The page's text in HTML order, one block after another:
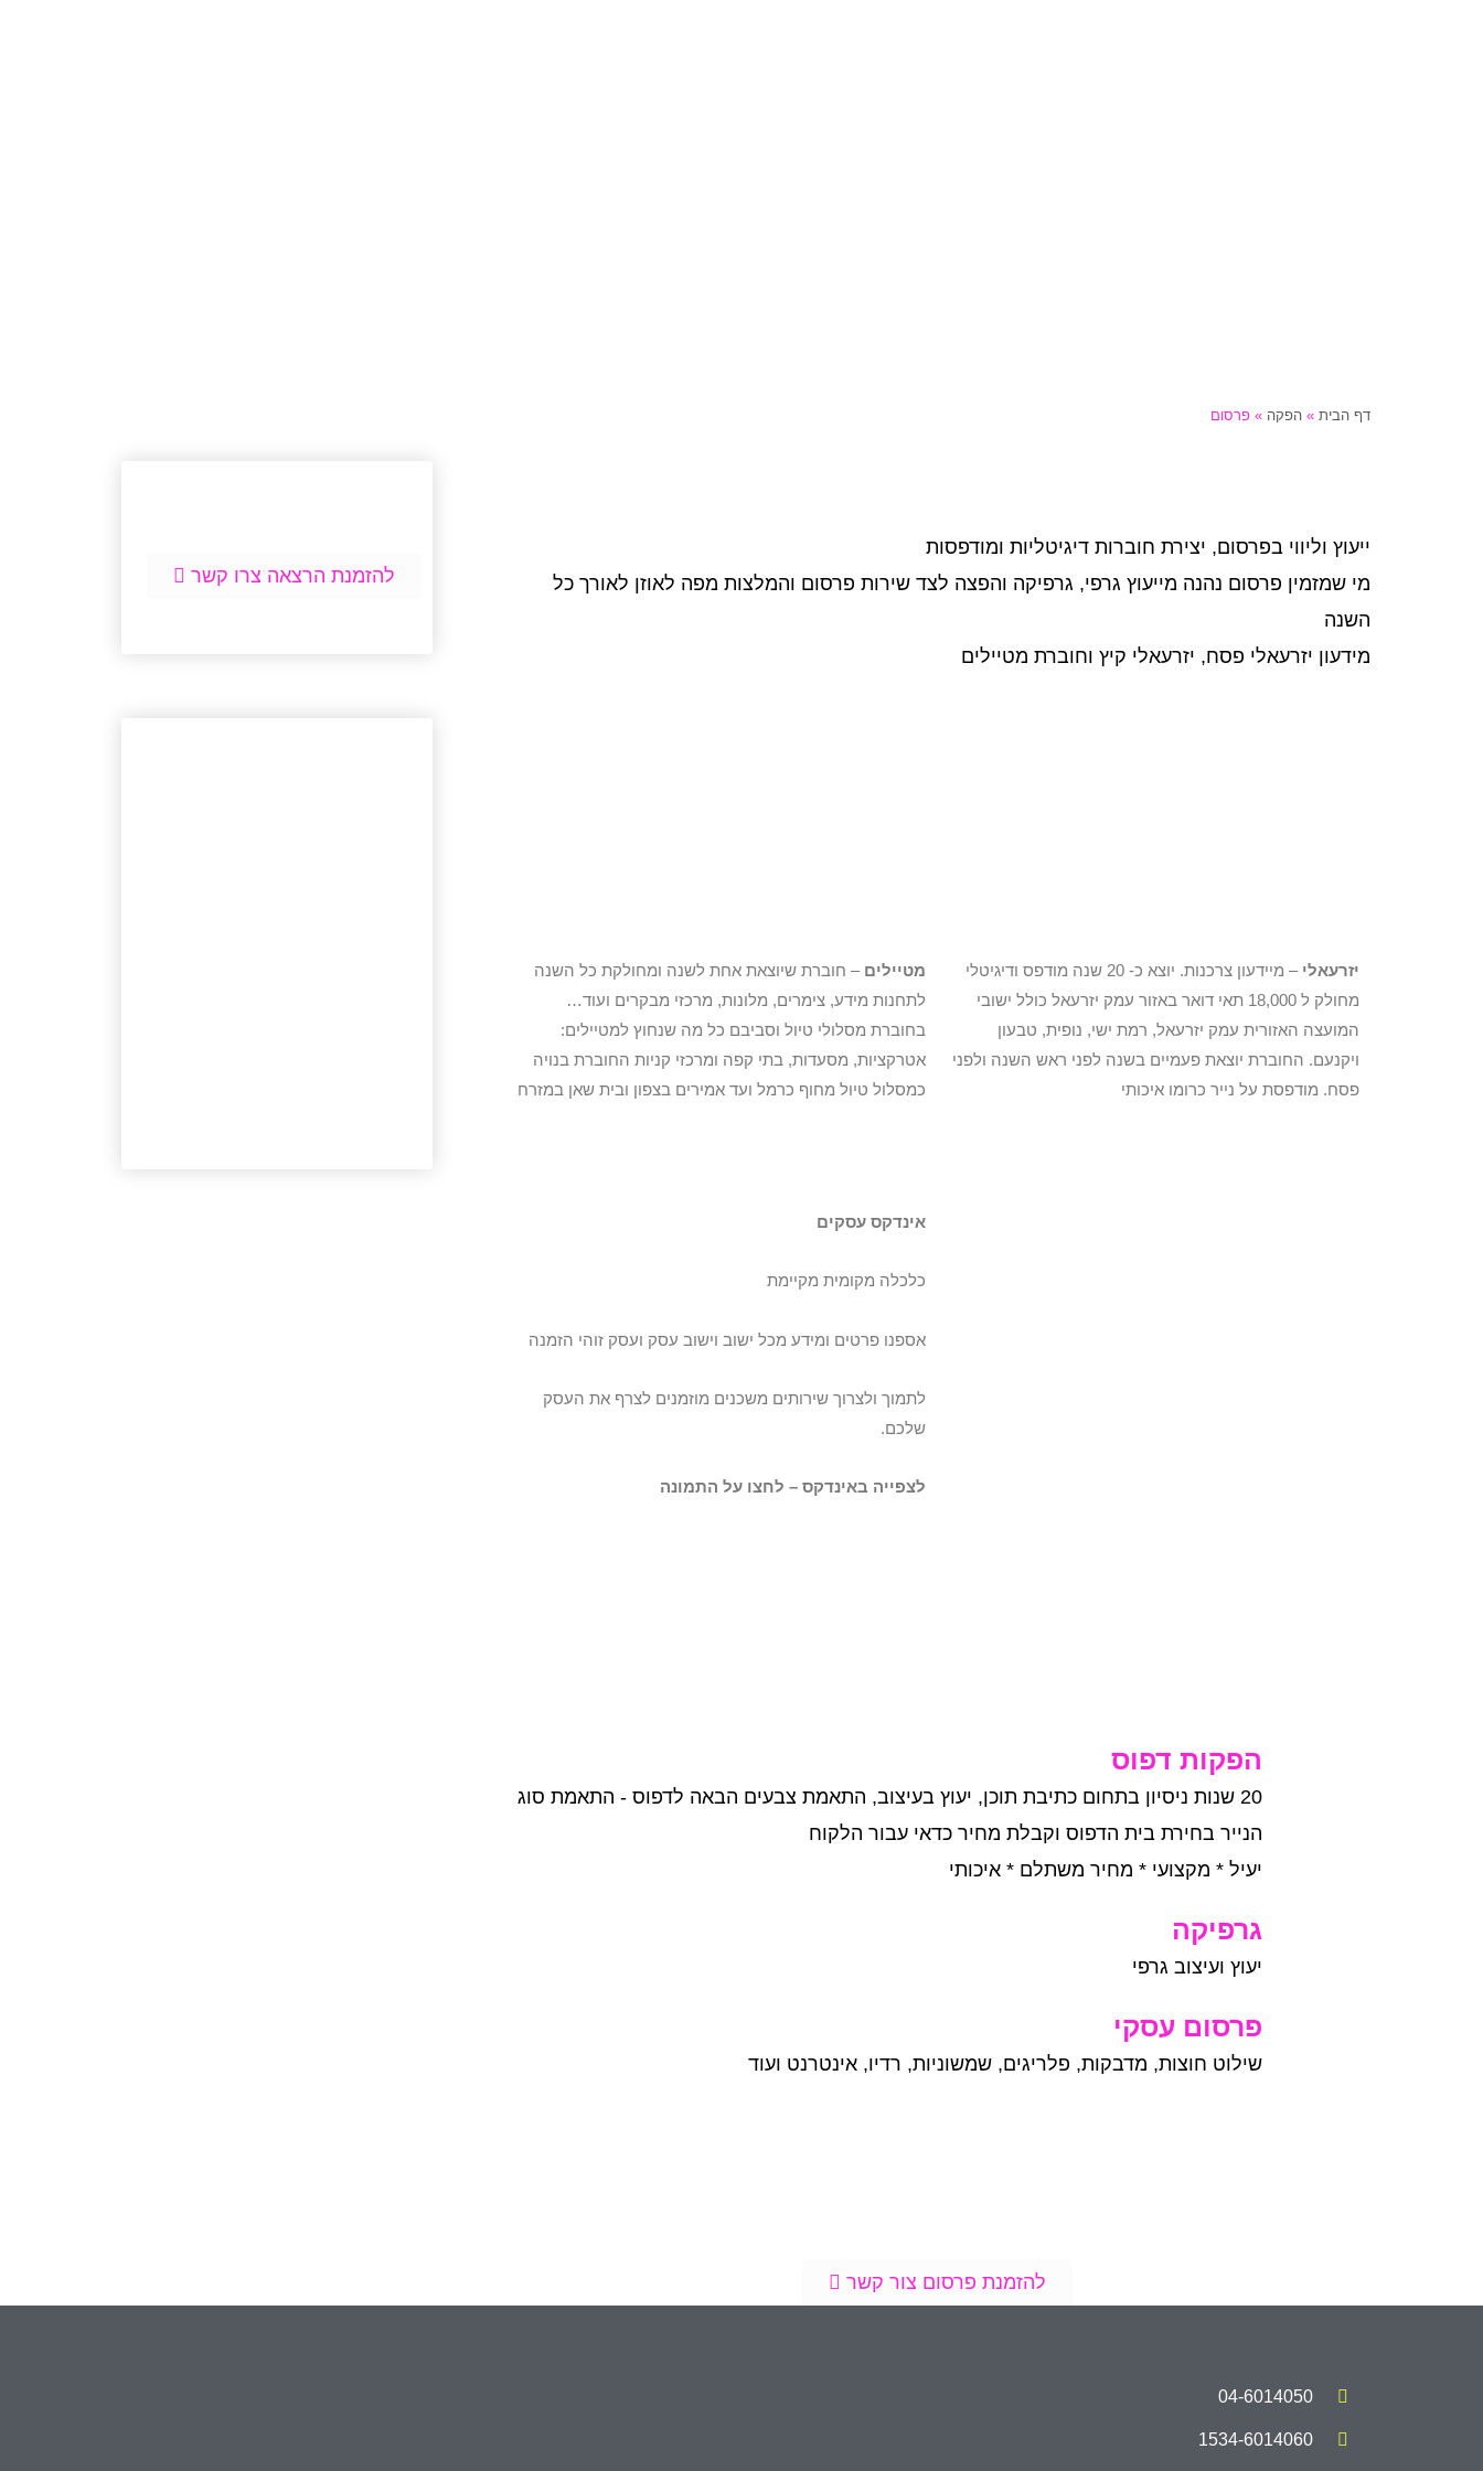
דף הבית » הפקה » פרסום
ייעוץ וליווי בפרסום, יצירת חוברות דיגיטליות ומודפסות
מי שמזמין פרסום נהנה מייעוץ גרפי, גרפיקה והפצה לצד שירות פרסום והמלצות מפה לאוזן לאורך כל
השנה
מידעון יזרעאלי פסח, יזרעאלי קיץ וחוברת מטיילים
יזרעאלי
– מיידעון צרכנות. יוצא כ- 20 שנה מודפס ודיגיטלי
מחולק ל 18,000 תאי דואר באזור עמק יזרעאל כולל ישובי
המועצה האזורית עמק יזרעאל, רמת ישי, נופית, טבעון
ויקנעם. החוברת יוצאת פעמיים בשנה לפני ראש השנה ולפני
פסח. מודפסת על נייר כרומו איכותי
מטיילים – חוברת שיוצאת אחת לשנה ומחולקת כל השנה
לתחנות מידע, צימרים, מלונות, מרכזי מבקרים ועוד…
בחוברת מסלולי טיול וסביבם כל מה שנחוץ למטיילים:
אטרקציות, מסעדות, בתי קפה ומרכזי קניות החוברת בנויה
כמסלול טיול מחוף כרמל ועד אמירים בצפון ובית שאן במזרח
אינדקס עסקים
כלכלה מקומית מקיימת
אספנו פרטים ומידע מכל ישוב וישוב עסק ועסק זוהי הזמנה
לתמוך ולצרוך שירותים משכנים מוזמנים לצרף את העסק
שלכם.
לצפייה באינדקס – לחצו על התמונה
הפקות דפוס
20 שנות ניסיון בתחום כתיבת תוכן, יעוץ בעיצוב, התאמת צבעים הבאה לדפוס - התאמת סוג
הנייר בחירת בית הדפוס וקבלת מחיר כדאי עבור הלקוח
יעיל * מקצועי * מחיר משתלם * איכותי
גרפיקה
יעוץ ועיצוב גרפי
פרסום עסקי
שילוט חוצות, מדבקות, פלריגים, שמשוניות, רדיו, אינטרנט ועוד
להזמנת פרסום צור קשר
להזמנת הרצאה צרו קשר
04-6014050
1534-6014060